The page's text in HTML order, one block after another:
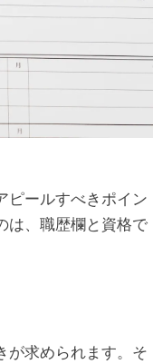
ピールすべきポイン
は、職歴欄と資格で
が求められます。そ